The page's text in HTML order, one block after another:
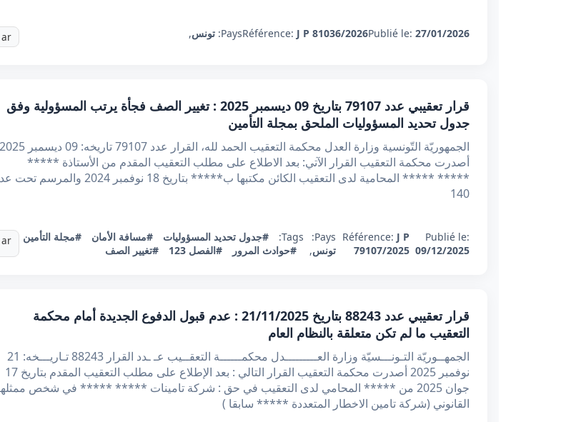
Publié le: 27/01/2026
Référence: J P 81036/2026
Pays: تونس,
ar
قرار تعقيبي عدد 79107 بتاريخ 09 ديسمبر 2025 : تغيير الصف فجأة يرتب المسؤولية وفق
جدول تحديد المسؤوليات الملحق بمجلة التأمين
الجمهوريّة التّونسية وزارة العدل محكمة التعقيب الحمد لله، القرار عدد 79107 تاريخه: 09 ديسمبر 2025
أصدرت محكمة التعقيب القرار الآتي: بعد الاطلاع على مطلب التعقيب المقدم من الأستاذة *****
***** ***** المحامية لدى التعقيب الكائن مكتبها ب***** بتاريخ 18 نوفمبر 2024
140
Publié le:
09/12/2025
Référence: J P
79107/2025
Pays:
تونس,
Tags: #جدول تحديد المسؤوليات #مسافة الأمان
#مجلة التأمين
#حوادث المرور
#الفصل 123 #تغيير الصف
ar
قرار تعقيبي عدد 88243 بتاريخ 21/11/2025 : عدم قبول الدفوع الجديدة أمام محكمة
التعقيب ما لم تكن متعلقة بالنظام العام
الجمهــوريّة التـونـــسيّة وزارة العـــــــــدل محكمــــــة التعقــيب عـ ـدد القرار 88243 تـاريـــخه: 21
نوفمبر 2025 أصدرت محكمة التعقيب القرار التالي : بعد الإطلاع على مطلب التعقيب المقدم بتاريخ 17
جوان 2025 من ***** المحامي لدى التعقيب في حق : شركة تامينات ***** ***** في شخص
القانوني (شركة تامين الاخطار المتعددة ***** سابقا )